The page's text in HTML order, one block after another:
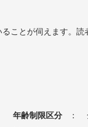
ことが伺えます。
年齢制限区分 ：